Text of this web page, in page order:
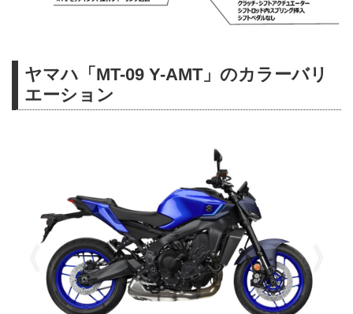
ヤマハ「MT-09 Y-AMT」のカラーバリ
エーション